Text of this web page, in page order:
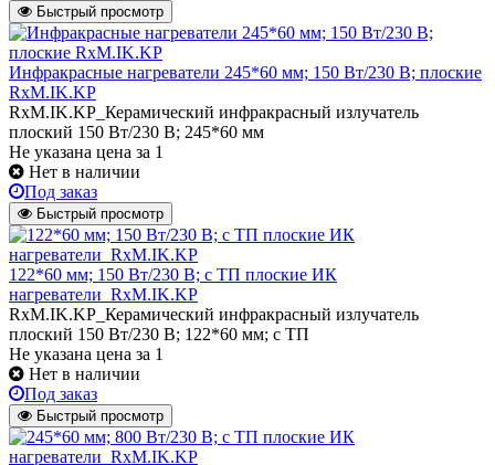
Быстрый просмотр
Инфракрасные нагреватели 245*60 мм; 150 Вт/230 В; плоские
RxM.IK.KP
RxM.IK.KP_Керамический инфракрасный излучатель
плоский 150 Вт/230 В; 245*60 мм
Не указана цена за 1
Нет в наличии
Под заказ
Быстрый просмотр
122*60 мм; 150 Вт/230 В; с ТП плоские ИК
нагреватели_RxM.IK.KP
RxM.IK.KP_Керамический инфракрасный излучатель
плоский 150 Вт/230 В; 122*60 мм; с ТП
Не указана цена за 1
Нет в наличии
Под заказ
Быстрый просмотр